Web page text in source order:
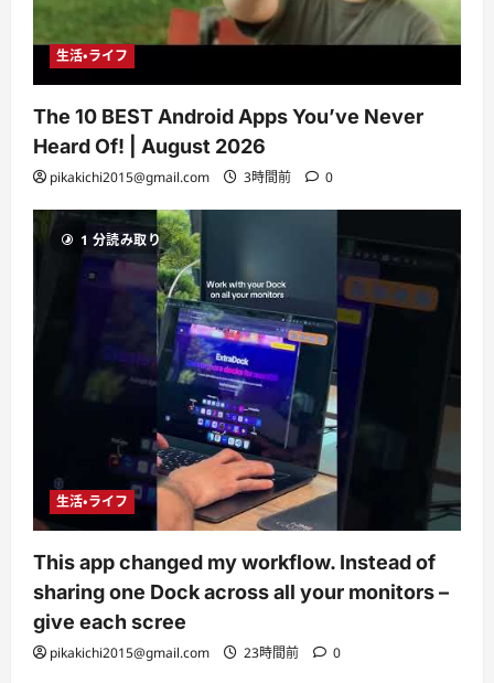
生活・ライフ
The 10 BEST Android Apps You’ve Never
Heard Of! | August 2026
pikakichi2015@gmail.com 3時間前 0
1 分読み取り
生活・ライフ
This app changed my workflow. Instead of
sharing one Dock across all your monitors –
give each scree
pikakichi2015@gmail.com 23時間前 0